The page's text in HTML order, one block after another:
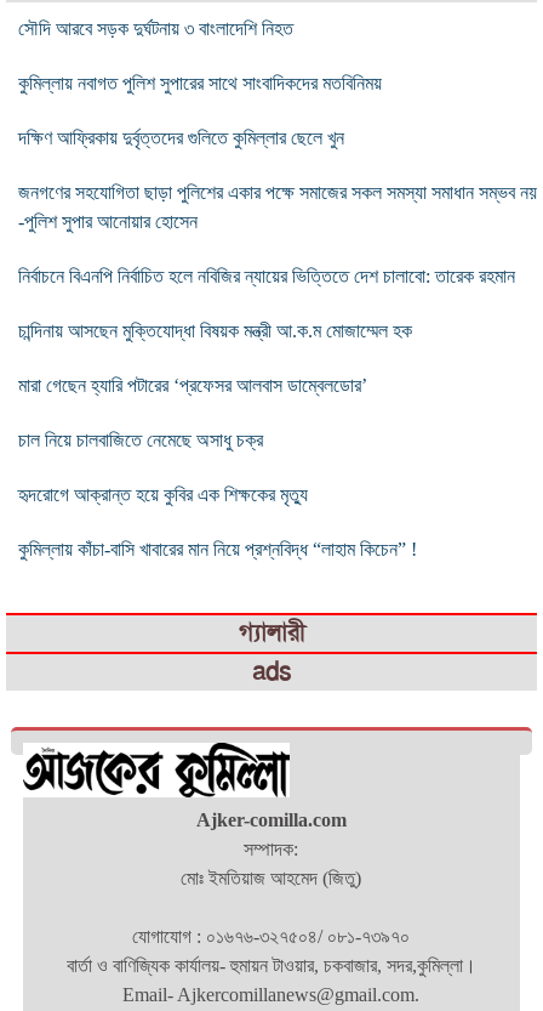
সৌদি আরবে সড়ক দুর্ঘটনায় ৩ বাংলাদেশি নিহত
কুমিল্লায় নবাগত পুলিশ সুপারের সাথে সাংবাদিকদের মতবিনিময়
দক্ষিণ আফ্রিকায় দুর্বৃত্তদের গুলিতে কুমিল্লার ছেলে খুন
জনগণের সহযোগিতা ছাড়া পুলিশের একার পক্ষে সমাজের সকল সমস্যা সমাধান সম্ভব নয়
-পুলিশ সুপার আনোয়ার হোসেন
নির্বাচনে বিএনপি নির্বাচিত হলে নবিজির ন্যায়ের ভিত্তিতে দেশ চালাবো: তারেক রহমান
চান্দিনায় আসছেন মুক্তিযোদ্ধা বিষয়ক মন্ত্রী আ.ক.ম মোজাম্মেল হক
মারা গেছেন হ্যারি পটারের ‘প্রফেসর আলবাস ডাম্বেলডোর’
চাল নিয়ে চালবাজিতে নেমেছে অসাধু চক্র
হৃদরোগে আক্রান্ত হয়ে কুবির এক শিক্ষকের মৃত্যু
কুমিল্লায় কাঁচা-বাসি খাবারের মান নিয়ে প্রশ্নবিদ্ধ “লাহাম কিচেন” !
গ্যালারী
ads
Ajker-comilla.com
সম্পাদক:
মোঃ ইমতিয়াজ আহমেদ (জিতু)
যোগাযোগ : ০১৬৭৬-৩২৭৫০৪/ ০৮১-৭৩৯৭০
বার্তা ও বাণিজ্যিক কার্যালয়- হুমায়ন টাওয়ার, চকবাজার, সদর,কুমিল্লা।
Email- Ajkercomillanews@gmail.com.